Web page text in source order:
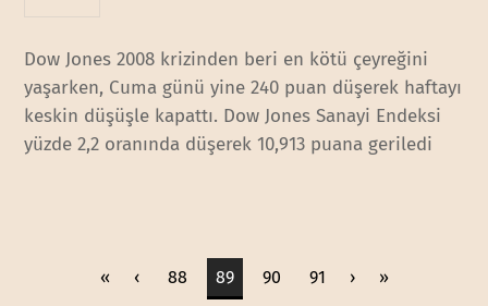
Dow Jones 2008 krizinden beri en kötü çeyreğini
yaşarken, Cuma günü yine 240 puan düşerek haftayı
keskin düşüşle kapattı. Dow Jones Sanayi Endeksi
yüzde 2,2 oranında düşerek 10,913 puana geriledi
« ‹ 88 89 90 91 › »